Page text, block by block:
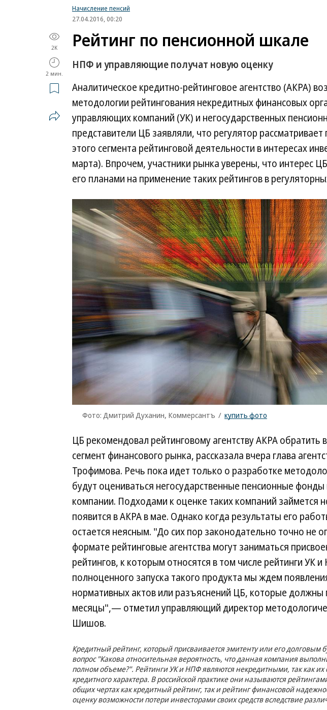
Начисление пенсий
27.04.2016, 00:20
2K
2 мин.
Рейтинг по пенсионной шкале
НПФ и управляющие получат новую оценку
Аналитическое кредитно-рейтинговое агентство (АКРА)
методологии рейтингования некредитных финансовых
управляющих компаний (УК) и негосударственных
представители ЦБ заявляли, что регулятор
этого сегмента рейтинговой деятельности в интересах
марта). Впрочем, участники рынка уверены, что интерес
его планами на применение таких рейтингов в
Фото: Дмитрий Духанин, Коммерсантъ / купить фото
ЦБ рекомендовал рейтинговому агентству АКРА обратить
сегмент финансового рынка, рассказала вчера глава
Трофимова. Речь пока идет только о разработке
будут оцениваться негосударственные пенсионные
компании. Подходами к оценке таких компаний займется
появится в АКРА в мае. Однако когда результаты его
остается неясным. "До сих пор законодательно точно не
формате рейтинговые агентства могут заниматься
рейтингов, к которым относятся в том числе рейтинги УК
полноценного запуска такого продукта мы ждем
нормативных актов или разъяснений ЦБ, которые
месяцы",— отметил управляющий директор
Шишов.
Кредитный рейтинг, который присваивается эмитенту или его долговым
вопрос "Какова относительная вероятность, что данная компания
полном объеме?". Рейтинги УК и НПФ являются некредитными, так как их
кредитного характера. В российской практике они называются
общих чертах как кредитный рейтинг, так и рейтинг финансовой
оценку возможности потери инвесторами своих средств вследствие